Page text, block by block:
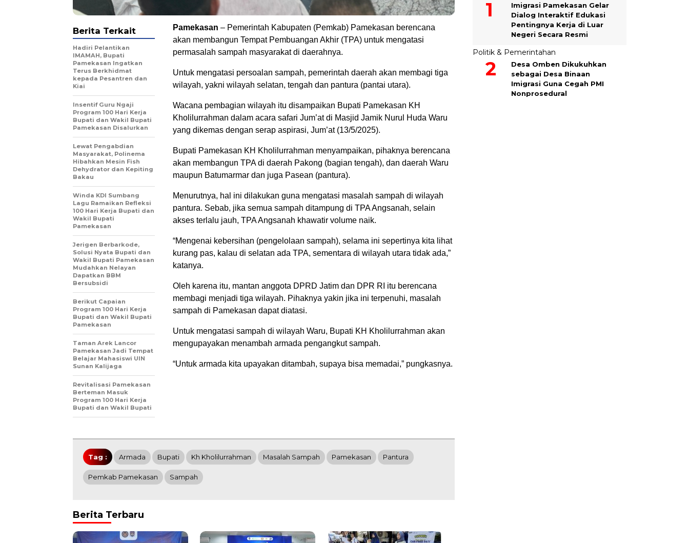
Pamekasan – Pemerintah Kabupaten (Pemkab) Pamekasan berencana
akan membangun Tempat Pembuangan Akhir (TPA) untuk mengatasi
permasalah sampah masyarakat di daerahnya.
Untuk mengatasi persoalan sampah, pemerintah daerah akan membagi tiga
wilayah, yakni wilayah selatan, tengah dan pantura (pantai utara).
Wacana pembagian wilayah itu disampaikan Bupati Pamekasan KH
Kholilurrahman dalam acara safari Jum’at di Masjid Jamik Nurul Huda Waru
yang dikemas dengan serap aspirasi, Jum’at (13/5/2025).
Bupati Pamekasan KH Kholilurrahman menyampaikan, pihaknya berencana
akan membangun TPA di daerah Pakong (bagian tengah), dan daerah Waru
maupun Batumarmar dan juga Pasean (pantura).
Menurutnya, hal ini dilakukan guna mengatasi masalah sampah di wilayah
pantura. Sebab, jika semua sampah ditampung di TPA Angsanah, selain
akses terlalu jauh, TPA Angsanah khawatir volume naik.
“Mengenai kebersihan (pengelolaan sampah), selama ini sepertinya kita lihat
kurang pas, kalau di selatan ada TPA, sementara di wilayah utara tidak ada,”
katanya.
Oleh karena itu, mantan anggota DPRD Jatim dan DPR RI itu berencana
membagi menjadi tiga wilayah. Pihaknya yakin jika ini terpenuhi, masalah
sampah di Pamekasan dapat diatasi.
Untuk mengatasi sampah di wilayah Waru, Bupati KH Kholilurrahman akan
mengupayakan menambah armada pengangkut sampah.
“Untuk armada kita upayakan ditambah, supaya bisa memadai,” pungkasnya.
Berita Terkait
Hadiri Pelantikan
IMAMAH, Bupati
Pamekasan Ingatkan
Terus Berkhidmat
kepada Pesantren dan
Kiai
Insentif Guru Ngaji
Program 100 Hari Kerja
Bupati dan Wakil Bupati
Pamekasan Disalurkan
Lewat Pengabdian
Masyarakat, Polinema
Hibahkan Mesin Fish
Dehydrator dan Kepiting
Bakau
Winda KDI Sumbang
Lagu Ramaikan Refleksi
100 Hari Kerja Bupati dan
Wakil Bupati
Pamekasan
Jerigen Berbarkode,
Solusi Nyata Bupati dan
Wakil Bupati Pamekasan
Mudahkan Nelayan
Dapatkan BBM
Bersubsidi
Berikut Capaian
Program 100 Hari Kerja
Bupati dan Wakil Bupati
Pamekasan
Taman Arek Lancor
Pamekasan Jadi Tempat
Belajar Mahasiswi UIN
Sunan Kalijaga
Revitalisasi Pamekasan
Berteman Masuk
Program 100 Hari Kerja
Bupati dan Wakil Bupati
Tag : Armada Bupati Kh Kholilurrahman Masalah Sampah Pamekasan Pantura
Pemkab Pamekasan Sampah
Berita Terbaru
Imigrasi Pamekasan Gelar
Dialog Interaktif Edukasi
Pentingnya Kerja di Luar
Negeri Secara Resmi
Politik & Pemerintahan
Desa Omben Dikukuhkan
sebagai Desa Binaan
Imigrasi Guna Cegah PMI
Nonprosedural